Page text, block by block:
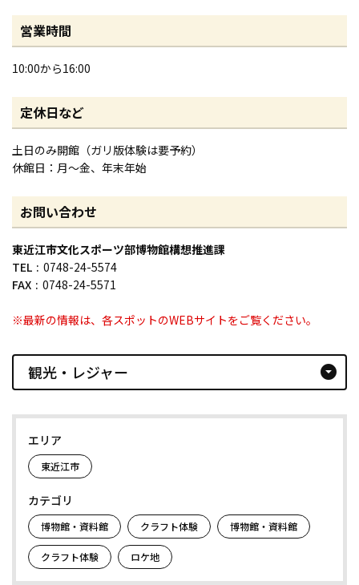
営業時間
10:00から16:00
定休日など
土日のみ開館（ガリ版体験は要予約）
休館日：月〜金、年末年始
お問い合わせ
東近江市文化スポーツ部博物館構想推進課
TEL
0748-24-5574
FAX
0748-24-5571
※最新の情報は、各スポットのWEBサイトをご覧ください。
観光・レジャー arrow_drop_down_circle
エリア
東近江市
カテゴリ
博物館・資料館 クラフト体験 博物館・資料館
クラフト体験 ロケ地